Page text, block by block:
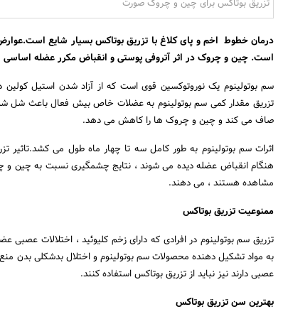
تزریق بوتاکس برای چین و چروک صورت
درمان خطوط اخم و پای کلاغ با تزریق بوتاکس بسیار شایع
است. چین و چروک در اثر آتروفی پوستی و انقباض مکرر عضله
سم بوتولینوم یک نوروتوکسین قوی است که از آزاد شدن استیل
تزریق مقدار کمی سم بوتولینوم به عضلات خاص بیش فعال باعث
صاف می کند و چین و چروک ها را کاهش می دهد.
اثرات سم بوتولینوم به طور کامل سه تا چهار ماه طول می
هنگام انقباض عضله دیده می شوند ، نتایج چشمگیری نسبت به چین و
مشاهده هستند ، می دهند.
ممنوعیت تزریق بوتاکس
تزریق سم بوتولینوم در افرادی که دارای زخم کلیوئید ، اختلالات عصبی
به مواد تشکیل دهنده محصولات سم بوتولینوم و اختلال بدشکلی بدن منع
عصبی دارند نیز نباید از تزریق بوتاکس استفاده کنند.
بهترین سن تزریق بوتاکس